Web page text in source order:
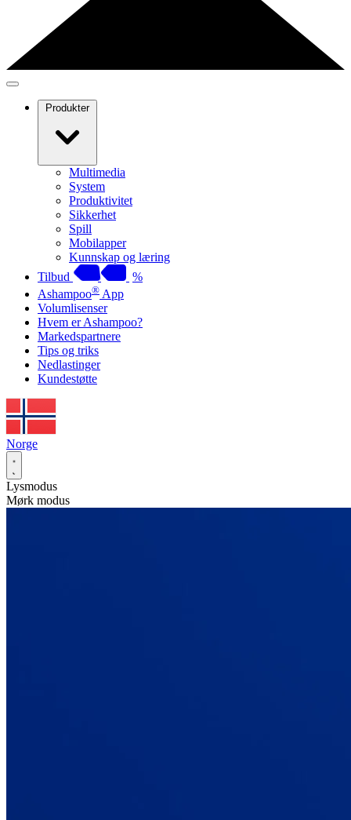
Produkter
Multimedia
System
Produktivitet
Sikkerhet
Spill
Mobilapper
Kunnskap og læring
Tilbud
%
Ashampoo® App
Volumlisenser
Hvem er Ashampoo?
Markedspartnere
Tips og triks
Nedlastinger
Kundestøtte
Norge
Lysmodus
Mørk modus